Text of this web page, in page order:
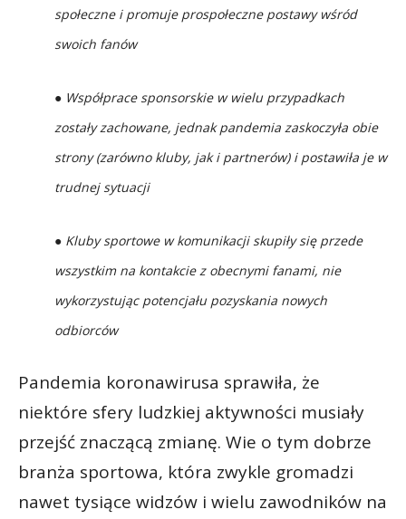
społeczne i promuje prospołeczne postawy wśród
swoich fanów
● Współprace sponsorskie w wielu przypadkach
zostały zachowane, jednak pandemia zaskoczyła obie
strony (zarówno kluby, jak i partnerów) i postawiła je w
trudnej sytuacji
● Kluby sportowe w komunikacji skupiły się przede
wszystkim na kontakcie z obecnymi fanami, nie
wykorzystując potencjału pozyskania nowych
odbiorców
Pandemia koronawirusa sprawiła, że
niektóre sfery ludzkiej aktywności musiały
przejść znaczącą zmianę. Wie o tym dobrze
branża sportowa, która zwykle gromadzi
nawet tysiące widzów i wielu zawodników na